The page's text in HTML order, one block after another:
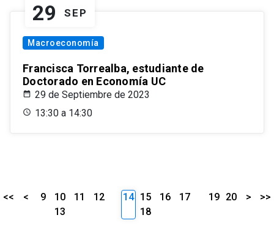
29 SEP
Macroeconomía
Francisca Torrealba, estudiante de
Doctorado en Economía UC
29 de Septiembre de 2023
13:30 a 14:30
<< < 9 10 11
12
13
14 15 16
17
18
19 20 > >>